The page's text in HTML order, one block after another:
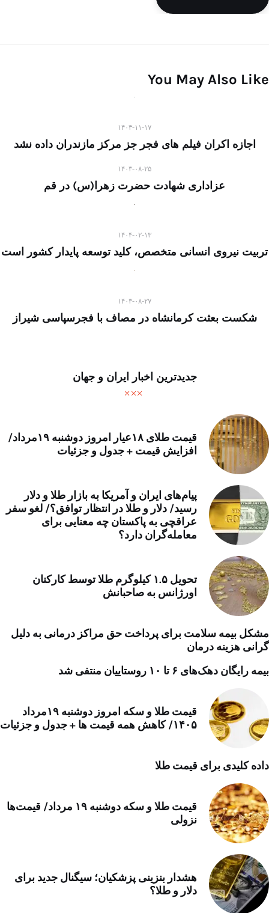
You May Also Like
۱۴۰۳-۱۱-۱۷
اجازه اکران فیلم های فجر جز مرکز مازندران داده نشد
۱۴۰۳-۰۸-۲۵
عزاداری شهادت حضرت زهرا(س) در قم
۱۴۰۴-۰۲-۱۳
تربیت نیروی انسانی متخصص، کلید توسعه پایدار کشور است
۱۴۰۳-۰۸-۲۷
شکست بعثت کرمانشاه در مصاف با فجرسپاسی شیراز
جدیدترین اخبار ایران و جهان
قیمت طلای ۱۸عیار امروز دوشنبه ۱۹مرداد/
افزایش قیمت + جدول و جزئیات
پیام‌های ایران و آمریکا به بازار طلا و دلار
رسید/ دلار و طلا در انتظار توافق؟/ لغو سفر
عراقچی به پاکستان چه معنایی برای
معامله‌گران دارد؟
تحویل ۱.۵ کیلوگرم طلا توسط کارکنان
اورژانس به صاحبانش
مشکل بیمه سلامت برای پرداخت حق مراکز درمانی به دلیل
گرانی هزینه درمان
بیمه رایگان دهک‌های ۶ تا ۱۰ روستاییان منتفی شد
قیمت طلا و سکه امروز دوشنبه ۱۹مرداد
۱۴۰۵/ کاهش همه قیمت ها + جدول و جزئیات
داده کلیدی برای قیمت طلا
قیمت طلا و سکه دوشنبه ۱۹ مرداد/ قیمت‌ها
نزولی
هشدار بنزینی پزشکیان؛ سیگنال جدید برای
دلار و طلا؟